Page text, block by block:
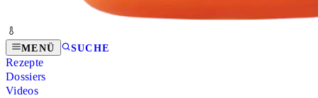
MENÜ SUCHE
Rezepte
Dossiers
Videos